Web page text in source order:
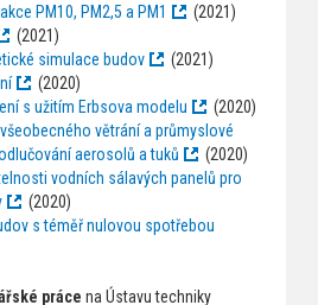
PM10, PM2,5 a PM1
(2021)
(2021)
simulace budov
(2021)
(2020)
s užitím Erbsova modelu
(2020)
větrání a průmyslové
aerosolů a tuků
(2020)
vodních sálavých panelů pro
(2020)
s téměř nulovou spotřebou
práce na Ústavu techniky